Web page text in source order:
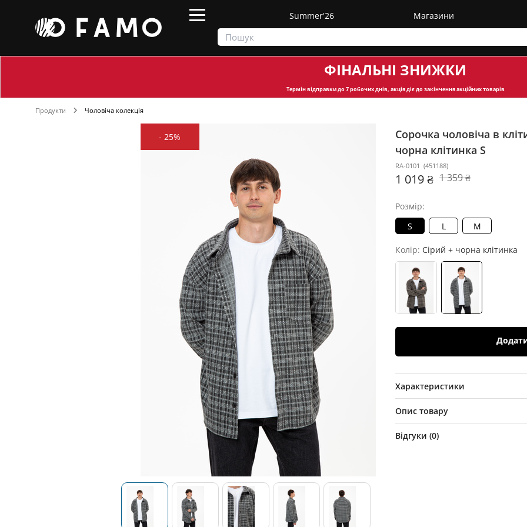
Summer'26 Магазини
ФІНАЛЬНІ ЗНИЖКИ
Термін відправкидо 7 робочих днів, акція діє до закінчення акційних товарів
Продукти Чоловіча колекція
-25% Сорочка чоловіча в
чорна клітинка S
RA-0101 (451188)
1 019 ₴ 1 359 ₴
Розмір:
S
L M
Колір: Сірий + чорна клітинка
Характеристики
Опис товару
Відгуки (0)